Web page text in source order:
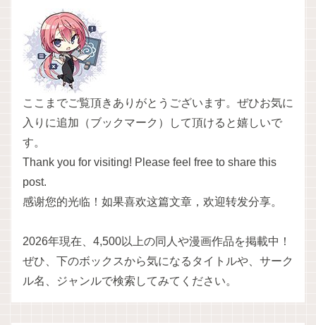
ここまでご覧頂きありがとうございます。ぜひお気に
入りに追加（ブックマーク）して頂けると嬉しいで
す。
Thank you for visiting! Please feel free to share this
post.
感谢您的光临！如果喜欢这篇文章，欢迎转发分享。
2026年現在、4,500以上の同人や漫画作品を掲載中！
ぜひ、下のボックスから気になるタイトルや、サーク
ル名、ジャンルで検索してみてください。